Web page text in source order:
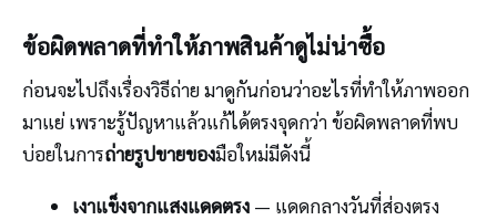
ข้อผิดพลาดที่ทำให้ภาพสินค้าดูไม่น่าซื้อ
ก่อนจะไปถึงเรื่องวิธีถ่าย มาดูกันก่อนว่าอะไรที่ทำให้ภาพออก
มาแย่ เพราะรู้ปัญหาแล้วแก้ได้ตรงจุดกว่า ข้อผิดพลาดที่พบ
บ่อยในการถ่ายรูปขายของมือใหม่มีดังนี้
เงาแข็งจากแสงแดดตรง— แดดกลางวันที่ส่องตรง